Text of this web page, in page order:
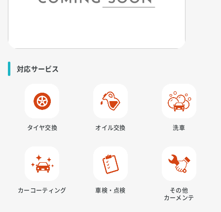
対応サービス
タイヤ交換 オイル交換 洗車
カーコーティング 車検・点検
その他
カーメンテ